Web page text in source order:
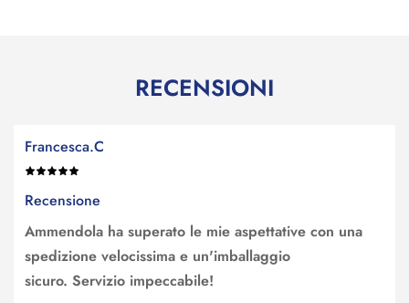
RECENSIONI
Francesca.C
Recensione
Ammendola ha superato le mie aspettative con una
spedizione velocissima e un'imballaggio
sicuro. Servizio impeccabile!